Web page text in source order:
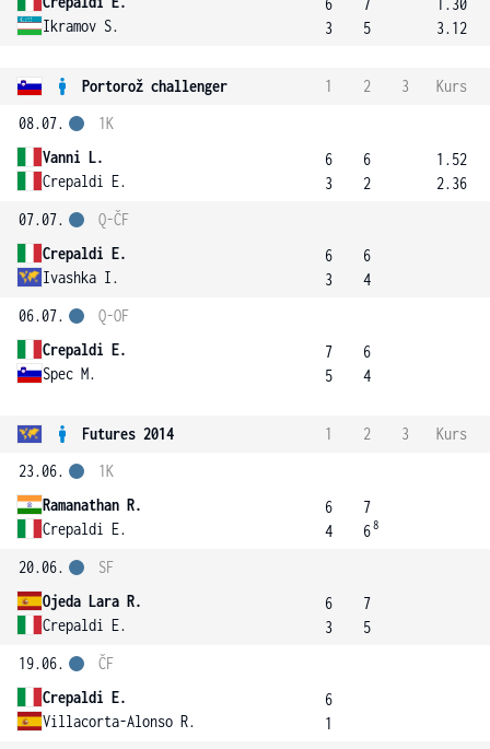
Ikramov S.
6
3
7
5
1.30
3.12
Portorož challenger 1 2 3
Kurs
08.07.
Vanni L.
Crepaldi E.
1K
6
3
6
2
1.52
2.36
07.07.
Crepaldi E.
Ivashka I.
Q-ČF
6
3
6
4
06.07.
Crepaldi E.
Spec M.
Q-OF
7
5
6
4
Futures 2014 1 2 3
Kurs
23.06.
Ramanathan R.
Crepaldi E.
1K
6
4
7
68
20.06.
Ojeda Lara R.
Crepaldi E.
SF
6
3
7
5
19.06.
Crepaldi E.
Villacorta-Alonso R.
ČF
6
1